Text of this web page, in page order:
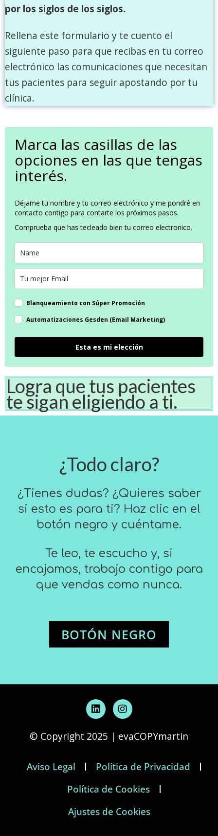
por los siglos de los siglos.
Rellena este formulario y te cuento el
siguiente paso para que recibas en tu correo
electrónico las comunicaciones que necesitan
tus pacientes para seguir apostando por tu
clínica.
Marca las casillas de las
opciones en las que tengas
interés.
Déjame tu nombre y tu correo electrónico y me pondré en
contacto contigo para contarte los próximos pasos.
Comprueba que has tecleado bien tu correo electronico.
Blanqueamiento con Súper Promoción
Automatizaciones Gesden (Email Marketing)
Esta es mi elección
Logra que tus pacientes
te sigan eligiendo a ti.
¿Todo claro?
¿Tienes dudas? ¿Quieres saber
si esto es para ti? Haz clic en el
botón negro y cuéntame.
Te leo, te escucho y, si
encajamos, trabajo contigo para
que vendas como nunca.
BOTÓN NEGRO
L
i
n
k
e
i
n
I
n
s
t
a
r
a
© Copyright 2025 | evaCOPYmartin
Aviso Legal
Política de Privacidad
Política de Cookies
Ajustes de Cookies